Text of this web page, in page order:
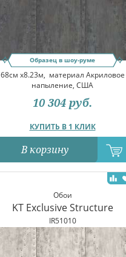
Образец в шоу-руме
68см x8.23м, материал Акриловое
напыление, США
КУПИТЬ В 1 КЛИК
10 304 руб.
В корзину
Обои
KT Exclusive Structure
IR51010